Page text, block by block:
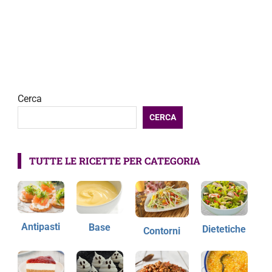
Cerca
CERCA
TUTTE LE RICETTE PER CATEGORIA
Antipasti Base Contorni Dietetiche